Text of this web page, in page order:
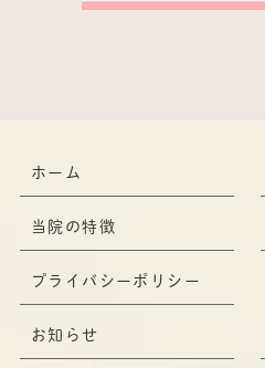
ホーム
当院の特徴
プライバシーポリシー
お知らせ